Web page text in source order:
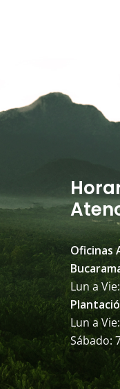
Oficinas
Lun a
Lun a
Sábado: